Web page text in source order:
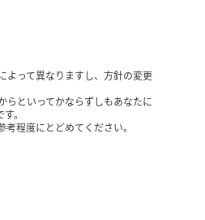
よって異なりますし、方針の変更
らといってかならずしもあなたに
。
程度にとどめてください。